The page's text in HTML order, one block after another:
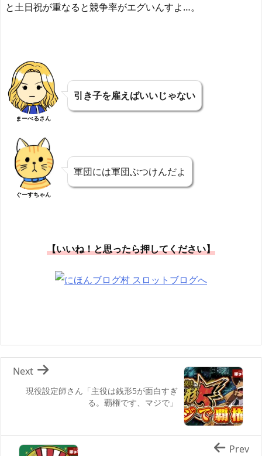
と土日祝が重なると競争率がエグいんすよ…。
まーべるさん
引き子を雇えばいいじゃない
ぐーすちゃん
軍団には軍団ぶつけんだよ
【いいね！と思ったら押してください】
現役設定師さん「主役は銭形5が面白すぎ
る。覇権です、マジで」
Next
Prev